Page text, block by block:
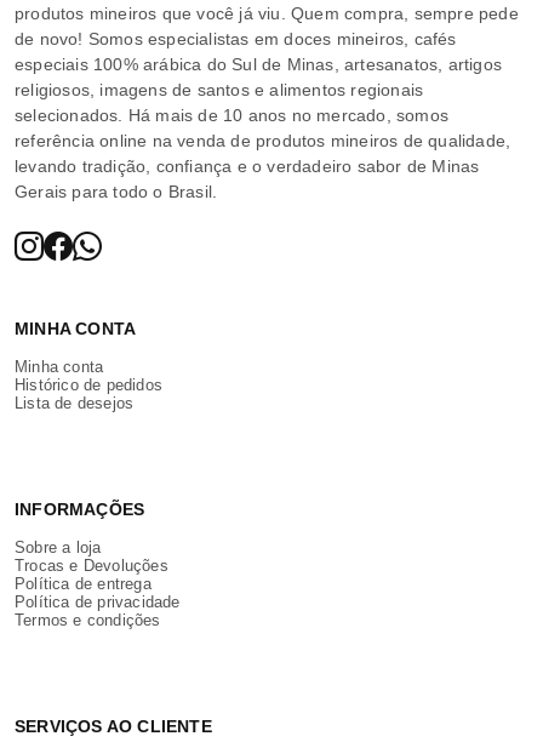
produtos mineiros que você já viu. Quem compra, sempre pede
de novo! Somos especialistas em doces mineiros, cafés
especiais 100% arábica do Sul de Minas, artesanatos, artigos
religiosos, imagens de santos e alimentos regionais
selecionados. Há mais de 10 anos no mercado, somos
referência online na venda de produtos mineiros de qualidade,
levando tradição, confiança e o verdadeiro sabor de Minas
Gerais para todo o Brasil.
MINHA CONTA
Minha conta
Histórico de pedidos
Lista de desejos
INFORMAÇÕES
Sobre a loja
Trocas e Devoluções
Política de entrega
Política de privacidade
Termos e condições
SERVIÇOS AO CLIENTE